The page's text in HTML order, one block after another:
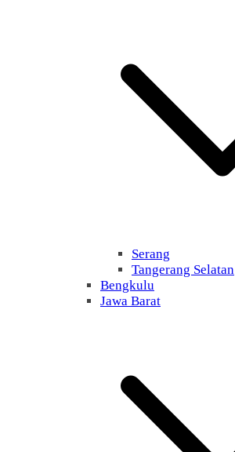
Serang
Tangerang Selatan
Bengkulu
Jawa Barat